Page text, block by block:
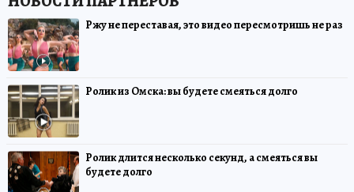
Ржу не переставая, это видео пересмотришь не раз
Ролик из Омска: вы будете смеяться долго
Ролик длится несколько секунд, а смеяться вы
будете долго